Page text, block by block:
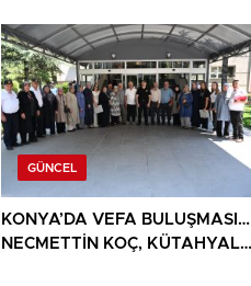
BULUNDU
GÜNCEL
KONYA’DA VEFA BULUŞMASI…
NECMETTİN KOÇ, KÜTAHYALI